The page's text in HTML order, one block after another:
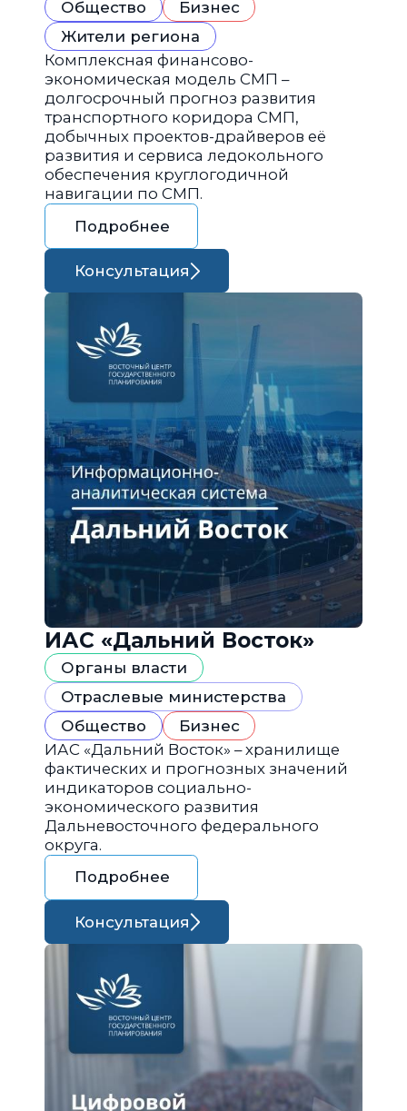
Общество
Бизнес
Жители региона
Комплексная финансово-
экономическая модель СМП –
долгосрочный прогноз развития
транспортного коридора СМП,
добычных проектов-драйверов её
развития и сервиса ледокольного
обеспечения круглогодичной
навигации по СМП.
Подробнее
Консультация
ИАС «Дальний Восток»
Органы власти
Отраслевые министерства
Общество
Бизнес
ИАС «Дальний Восток» – хранилище
фактических и прогнозных значений
индикаторов социально-
экономического развития
Дальневосточного федерального
округа.
Подробнее
Консультация